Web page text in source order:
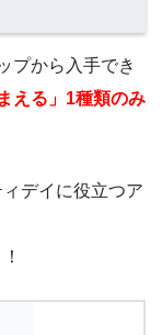
プから入手でき
える」1種類のみ
デイに役立つア